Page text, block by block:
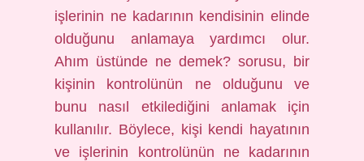
işlerinin ne kadarının kendisinin elinde
olduğunu anlamaya yardımcı olur.
Ahım üstünde ne demek? sorusu, bir
kişinin kontrolünün ne olduğunu ve
bunu nasıl etkilediğini anlamak için
kullanılır. Böylece, kişi kendi hayatının
ve işlerinin kontrolünün ne kadarının